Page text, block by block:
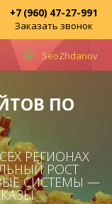
SeoZhdanov
+7 (960) 47-27-991
Заказать звонок
ПО
РЕГИОНАХ
РОСТ
СИСТЕМЫ —